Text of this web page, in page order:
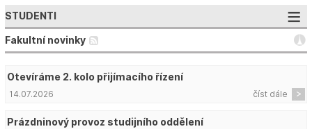
STUDENTI
Fakultní novinky
Otevíráme 2. kolo přijímacího řízení
číst dále
14.07.2026
Prázdninový provoz studijního oddělení